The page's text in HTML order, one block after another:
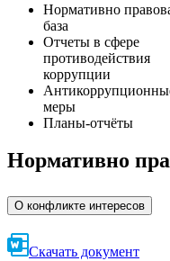
Нормативно
база
Отчеты в сфере
противодействия
коррупции
меры
Планы-отчёты
Нормативно
О конфликте интересов
Скачать документ